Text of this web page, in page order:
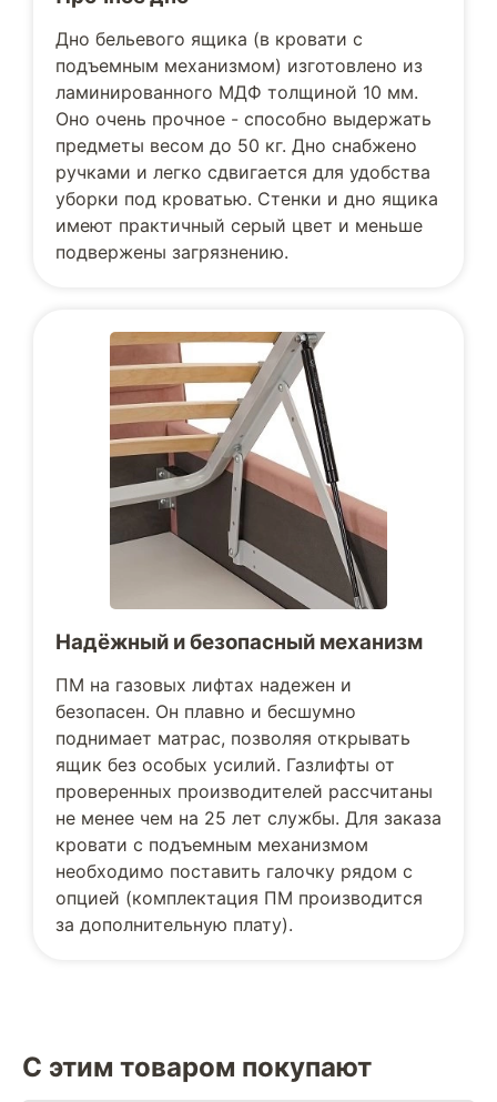
Дно бельевого ящика (в кровати с
подъемным механизмом) изготовлено из
ламинированного МДФ толщиной 10 мм.
Оно очень прочное - способно выдержать
предметы весом до 50 кг. Дно снабжено
ручками и легко сдвигается для удобства
уборки под кроватью. Стенки и дно ящика
имеют практичный серый цвет и меньше
подвержены загрязнению.
Надёжный и безопасный механизм
ПМ на газовых лифтах надежен и
безопасен. Он плавно и бесшумно
поднимает матрас, позволяя открывать
ящик без особых усилий. Газлифты от
проверенных производителей рассчитаны
не менее чем на 25 лет службы. Для заказа
кровати с подъемным механизмом
необходимо поставить галочку рядом с
опцией (комплектация ПМ производится
за дополнительную плату).
С этим товаром покупают